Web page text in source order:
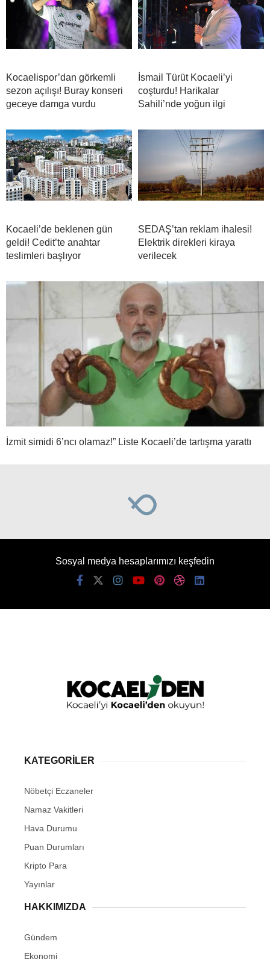
Kocaelispor’dan görkemli
sezon açılışı! Buray konseri
geceye damga vurdu
İsmail Türüt Kocaeli’yi
coşturdu! Harikalar
Sahili’nde yoğun ilgi
Kocaeli’de beklenen gün
geldi! Cedit’te anahtar
teslimleri başlıyor
SEDAŞ’tan reklam ihalesi!
Elektrik direkleri kiraya
verilecek
İzmit simidi 6’ncı olamaz!” Liste Kocaeli’de tartışma yarattı
Sosyal medya hesaplarımızı keşfedin
KATEGORİLER
Nöbetçi Eczaneler
Namaz Vakitleri
Hava Durumu
Puan Durumları
Kripto Para
Yayınlar
HAKKIMIZDA
Gündem
Ekonomi